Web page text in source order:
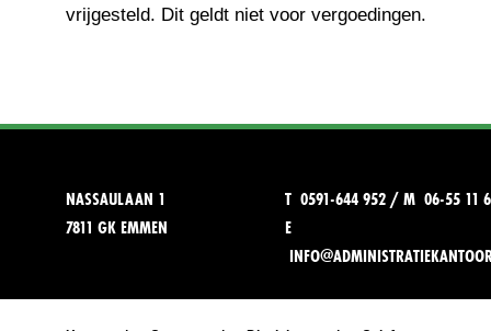
vrijgesteld. Dit geldt niet voor vergoedingen.
NASSAULAAN 1
7811 GK EMMEN
T 0591-644 952 / M 06-55 11
E